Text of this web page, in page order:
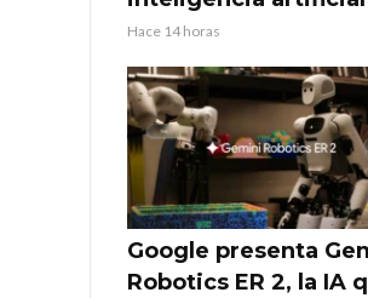
Hace 14 horas
Google presenta
Robotics ER 2, la IA